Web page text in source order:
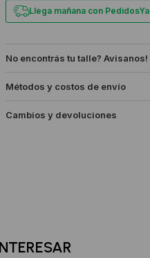
Llega mañana con PedidosYa
No encontrás tu talle? Avisanos!
Métodos y costos de envío
Cambios y devoluciones